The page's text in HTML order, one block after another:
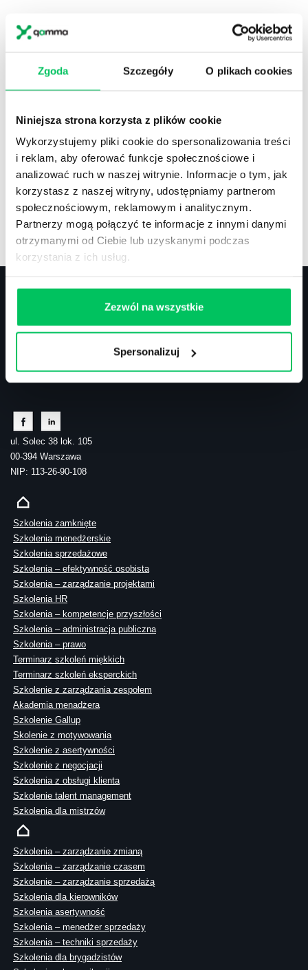
Zgoda Szczegóły O plikach cookies
Niniejsza strona korzysta z plików cookie
Wykorzystujemy pliki cookie do spersonalizowania treści
i reklam, aby oferować funkcje społecznościowe i
analizować ruch w naszej witrynie. Informacje o tym, jak
korzystasz z naszej witryny, udostępniamy partnerom
społecznościowym, reklamowym i analitycznym.
Partnerzy mogą połączyć te informacje z innymi danymi
otrzymanymi od Ciebie lub uzyskanymi podczas
korzystania z ich usług.
Zezwól na wszystkie
Spersonalizuj
zawodów.
Artykuły,Artykuły cd.,Prawo
Standardowe informacje z obszaru szkoleń.
Kontakt
tel.: 505 273 550
ul. Solec 38 lok. 105
00-394 Warszawa
NIP: 113-26-90-108
Szkolenia zamknięte
Szkolenia menedżerskie
Szkolenia sprzedażowe
Szkolenia – efektywność osobista
Szkolenia – zarządzanie projektami
Szkolenia HR
Szkolenia – kompetencje przyszłości
Szkolenia – administracja publiczna
Szkolenia – prawo
Terminarz szkoleń miękkich
Terminarz szkoleń eksperckich
Szkolenie z zarządzania zespołem
Akademia menadżera
Szkolenie Gallup
Skolenie z motywowania
Szkolenie z asertywności
Szkolenie z negocjacji
Szkolenia z obsługi klienta
Szkolenie talent management
Szkolenia dla mistrzów
Szkolenia – zarządzanie zmianą
Szkolenia – zarządzanie czasem
Szkolenie – zarządzanie sprzedażą
Szkolenia dla kierowników
Szkolenia asertywność
Szkolenia – menedżer sprzedaży
Szkolenia – techniki sprzedaży
Szkolenia dla brygadzistów